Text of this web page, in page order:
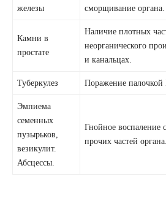
железы
сморщивание органа.
Камни в
простате
Наличие плотных
неорганического
и канальцах.
Туберкулез Поражение палочкой
Эмпиема
семенных
пузырьков,
везикулит.
Абсцессы.
Гнойное воспаление
прочих частей органа.